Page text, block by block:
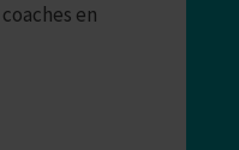
en